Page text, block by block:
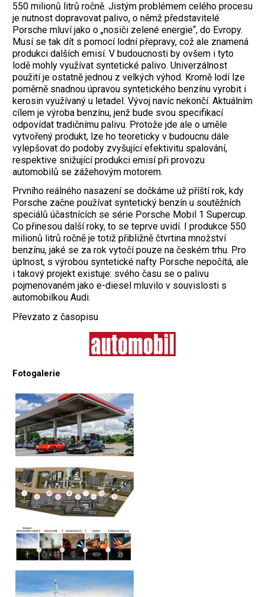
550 milionů litrů ročně. Jistým problémem celého procesu
je nutnost dopravovat palivo, o němž představitelé
Porsche mluví jako o „nosiči zelené energie“, do Evropy.
Musí se tak dít s pomocí lodní přepravy, což ale znamená
produkci dalších emisí. V budoucnosti by ovšem i tyto
lodě mohly využívat syntetické palivo. Univerzálnost
použití je ostatně jednou z velkých výhod. Kromě lodí lze
poměrně snadnou úpravou syntetického benzínu vyrobit i
kerosin využívaný u letadel. Vývoj navíc nekončí. Aktuálním
cílem je výroba benzínu, jenž bude svou specifikací
odpovídat tradičnímu palivu. Protože jde ale o uměle
vytvořený produkt, lze ho teoreticky v budoucnu dále
vylepšovat do podoby zvyšující efektivitu spalování,
respektive snižující produkci emisí při provozu
automobilů se zážehovým motorem.
Prvního reálného nasazení se dočkáme už příští rok, kdy
Porsche začne používat syntetický benzín u soutěžních
speciálů účastnících se série Porsche Mobil 1 Supercup.
Co přinesou další roky, to se teprve uvidí. I produkce 550
milionů litrů ročně je totiž přibližně čtvrtina množství
benzínu, jaké se za rok vytočí pouze na českém trhu. Pro
úplnost, s výrobou syntetické nafty Porsche nepočítá, ale
i takový projekt existuje: svého času se o palivu
pojmenovaném jako e-diesel mluvilo v souvislosti s
automobilkou Audi.
Převzato z časopisu
Fotogalerie